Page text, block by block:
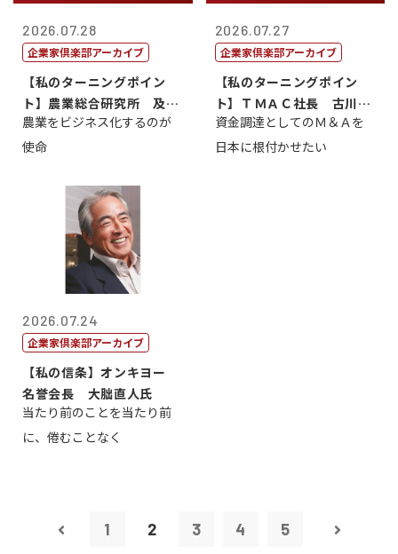
2026.07.28
企業家倶楽部アーカイブ
【私のターニングポイン
ト】農業総合研究所 及川
智正
農業をビジネス化するのが
使命
2026.07.27
企業家倶楽部アーカイブ
【私のターニングポイン
ト】ＴＭＡＣ社長 古川英
一
資金調達としてのＭ＆Ａを
日本に根付かせたい
2026.07.24
企業家倶楽部アーカイブ
【私の信条】オンキヨー
名誉会長 大朏直人氏
当たり前のことを当たり前
に、倦むことなく
1 2 3 4 5